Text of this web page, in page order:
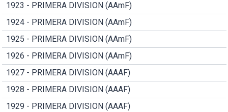
1923 - PRIMERA DIVISION (AAmF)
1924 - PRIMERA DIVISION (AAmF)
1925 - PRIMERA DIVISION (AAmF)
1926 - PRIMERA DIVISION (AAmF)
1927 - PRIMERA DIVISION (AAAF)
1928 - PRIMERA DIVISION (AAAF)
1929 - PRIMERA DIVISION (AAAF)